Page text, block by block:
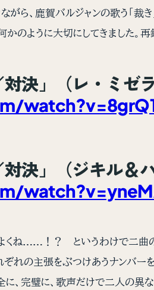
ら、鹿賀バルジャンの歌う「裁
のように大切にしてきました。
決」（レ・ミゼラ
決」（ジキル＆ハ
くね……！？ というわけで二曲の
れの主張をぶつけあうナンバー
、完璧に、歌声だけで二人の異